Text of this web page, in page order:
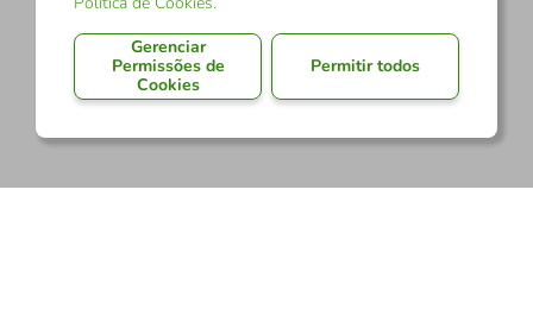
Gerenciar
Permissões de
Cookies
Permitir todos